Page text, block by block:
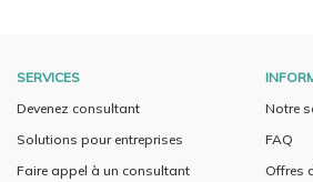
SERVICES
Devenez consultant
Solutions pour entreprises
Faire appel à un consultant
Notre
FAQ
Offres